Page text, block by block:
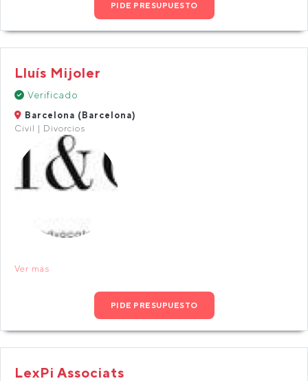
PIDE PRESUPUESTO
Lluís Mijoler
Verificado
Barcelona (Barcelona)
Civil | Divorcios
Ver más
PIDE PRESUPUESTO
LexPi Associats